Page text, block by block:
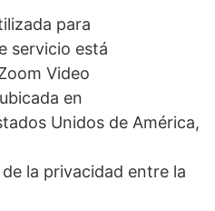
para
servicio está
Video
en
Unidos de América,
la privacidad entre la